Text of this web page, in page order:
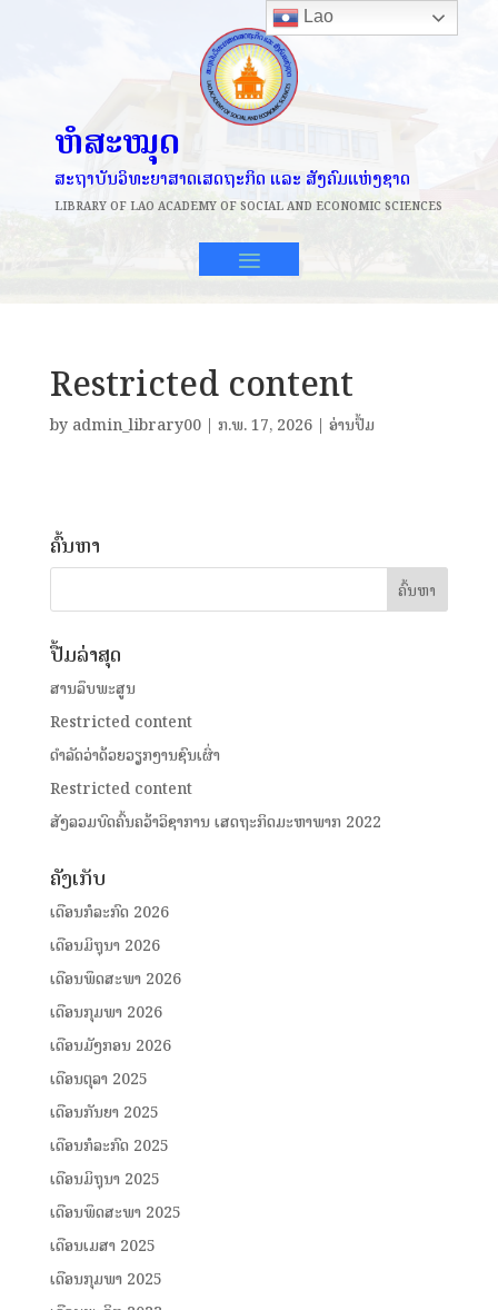
ຫໍສະໝຸດ
ສະຖາບັນວິທະຍາສາດເສດຖະກິດ ແລະ ສັງຄົມແຫ່ງຊາດ
LIBRARY OF LAO ACADEMY OF SOCIAL AND ECONOMIC SCIENCES
Restricted content
by admin_library00| ກ.ພ. 17, 2026| ອ່ານປຶ້ມ
ຄົ້ນຫາ
ປື້ມລ່າສຸດ
ສານລຶບພະສູນ
Restricted content
ດໍາລັດວ່າດ້ວຍວຽກງານຊົນເຜົ່າ
Restricted content
ສັງລວມບົດຄົ້ນຄວ້າວິຊາການ ເສດຖະກິດມະຫາພາກ 2022
ຄັງເກັບ
ເດືອນກໍລະກົດ 2026
ເດືອນມິຖຸນາ 2026
ເດືອນພຶດສະພາ 2026
ເດືອນກຸມພາ 2026
ເດືອນມັງກອນ 2026
ເດືອນຕຸລາ 2025
ເດືອນກັນຍາ 2025
ເດືອນກໍລະກົດ 2025
ເດືອນມິຖຸນາ 2025
ເດືອນພຶດສະພາ 2025
ເດືອນເມສາ 2025
ເດືອນກຸມພາ 2025
Lao